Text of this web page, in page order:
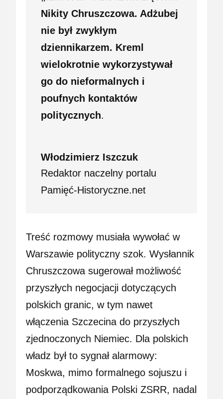
Nikity Chruszczowa. Adżubej
nie był zwykłym
dziennikarzem. Kreml
wielokrotnie wykorzystywał
go do nieformalnych i
poufnych kontaktów
politycznych.
Włodzimierz Iszczuk
Redaktor naczelny portalu
Pamięć-Historyczne.net
Treść rozmowy musiała wywołać w
Warszawie polityczny szok. Wysłannik
Chruszczowa sugerował możliwość
przyszłych negocjacji dotyczących
polskich granic, w tym nawet
włączenia Szczecina do przyszłych
zjednoczonych Niemiec. Dla polskich
władz był to sygnał alarmowy:
Moskwa, mimo formalnego sojuszu i
podporządkowania Polski ZSRR, nadal